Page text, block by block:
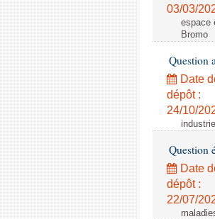
03/03/
espace
Bromo
Question
Date
dépôt :
24/10/
Question
Date
dépôt :
22/07/